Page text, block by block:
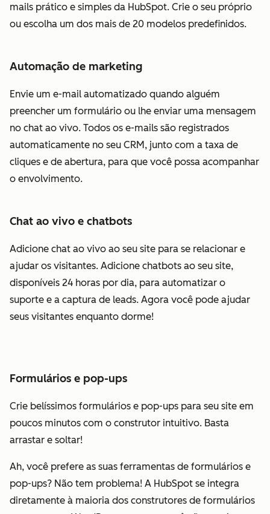
mails prático e simples da HubSpot. Crie o seu próprio
ou escolha um dos mais de 20 modelos predefinidos.
Automação de marketing
Envie um e-mail automatizado quando alguém
preencher um formulário ou lhe enviar uma mensagem
no chat ao vivo. Todos os e-mails são registrados
automaticamente no seu CRM, junto com a taxa de
cliques e de abertura, para que você possa acompanhar
o envolvimento.
Chat ao vivo e chatbots
Adicione chat ao vivo ao seu site para se relacionar e
ajudar os visitantes. Adicione chatbots ao seu site,
disponíveis 24 horas por dia, para automatizar o
suporte e a captura de leads. Agora você pode ajudar
seus visitantes enquanto dorme!
Formulários e pop-ups
Crie belíssimos formulários e pop-ups para seu site em
poucos minutos com o construtor intuitivo. Basta
arrastar e soltar!
Ah, você prefere as suas ferramentas de formulários e
pop-ups? Não tem problema! A HubSpot se integra
diretamente à maioria dos construtores de formulários